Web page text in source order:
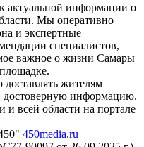
информации о
Мы оперативно
и экспертные
специалистов,
важное о жизни Самары
жителям
информацию.
и всей области на портале
450media.ru